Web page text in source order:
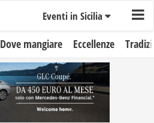
Eventi in Sicilia
Dove mangiare Eccellenze